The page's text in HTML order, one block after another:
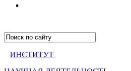
ИНСТИТУТ